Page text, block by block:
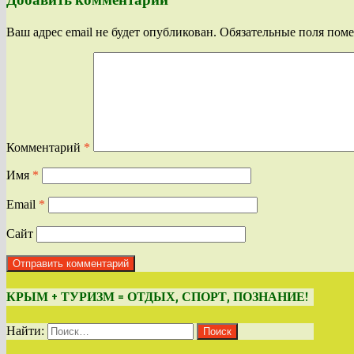
Ваш адрес email не будет опубликован. Обязательные поля
Комментарий *
Имя *
Email *
Сайт
КРЫМ + ТУРИЗМ = ОТДЫХ, СПОРТ, ПОЗНАНИЕ!
Найти: